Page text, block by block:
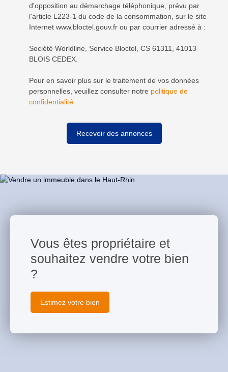
d'opposition au démarchage téléphonique, prévu par
l'article L223-1 du code de la consommation, sur le site
Internet www.bloctel.gouv.fr ou par courrier adressé à :
Société Worldline, Service Bloctel, CS 61311, 41013
BLOIS CEDEX.
Pour en savoir plus sur le traitement de vos données
personnelles, veuillez consulter notre politique de
confidentialité.
Recevoir des annonces
Vous êtes propriétaire et
souhaitez vendre votre bien
?
Estimez votre bien